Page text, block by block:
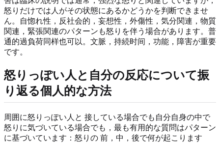
怒りだけでは人がその状態にあるかどうかを判断できませ
ん。自惚れ性，反社会的，妄想性，外傷性，気分関連，物質
関連，緊張関連のパターンも怒りを伴う場合があります。普
通的過負荷同样也可以。文脈，持続时间，功能，障害が重要
です。
怒りっぽい人と自分の反応について振
り返る個人的な方法
周囲に怒りっぽい人と 接している場合でも自分自身の中で
怒りに気づいている場合でも，最も有用的な質問はパターン
に基づいています：怒りの 前，中，後で何が起こります